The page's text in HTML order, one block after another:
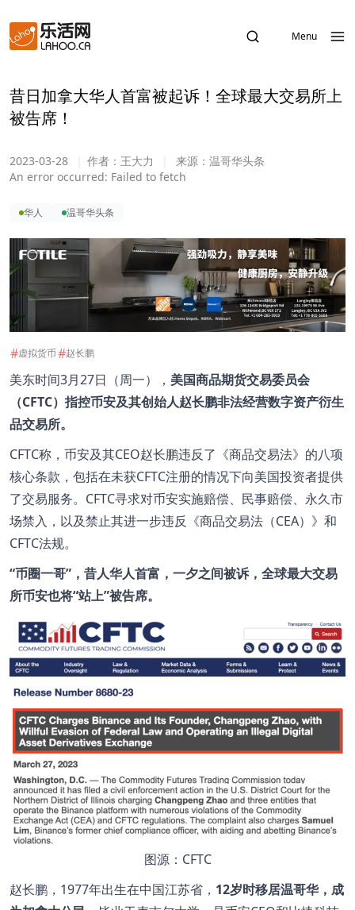
Menu
昔日加拿大华人首富被起诉！全球最大交易所上
被告席！
2023-03-28 作者： 王大力 来源： 温哥华头条
An error occurred: Failed to fetch
华人 温哥华头条
#虚拟货币#赵长鹏
美东时间3月27日（周一）， 美国商品期货交易委员会
（CFTC）指控币安及其创始人赵长鹏非法经营数字资产衍生
品交易所。
CFTC称，币安及其CEO赵长鹏违反了《商品交易法》的八项
核心条款，包括在未获CFTC注册的情况下向美国投资者提供
了交易服务。CFTC寻求对币安实施赔偿、民事赔偿、永久市
场禁入，以及禁止其进一步违反《商品交易法（CEA）》和
CFTC法规。
“币圈一哥”，昔人华人首富，一夕之间被诉，全球最大交易
所币安也将“站上”被告席。
图源：CFTC
赵长鹏，1977年出生在中国江苏省， 12岁时移居温哥华，成